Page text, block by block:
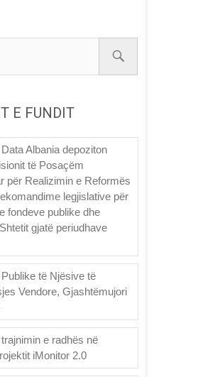
E FUNDIT
Albania depoziton
të Posaçëm
për Realizimin e Reformës
legjislative për
fondeve publike dhe
gjatë periudhave
të Njësive të
Vendore, Gjashtëmujori
e radhës në
iMonitor 2.0